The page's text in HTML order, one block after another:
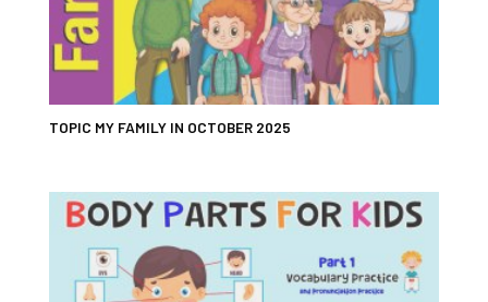
TOPIC MY FAMILY IN OCTOBER 2025